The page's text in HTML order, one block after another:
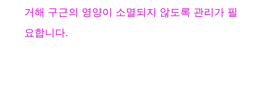
거해 구근의 영양이 소멸되지 않도록 관리가 필
요합니다.